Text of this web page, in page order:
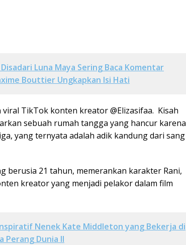
Luna Maya Sering Baca Komentar
Bouttier Ungkapkan Isi Hati
viral TikTok konten kreator @Elizasifaa. Kisah
sebuah rumah tangga yang hancur karena
yang ternyata adalah adik kandung dari sang
berusia 21 tahun, memerankan karakter Rani,
kreator yang menjadi pelakor dalam film
Nenek Kate Middleton yang Bekerja di
Perang Dunia II